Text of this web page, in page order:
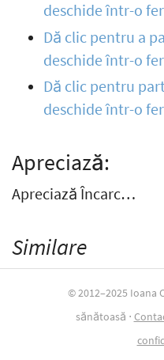
deschide într-o
Dă clic pentru a
deschide într-o
Dă clic pentru
deschide într-o
Apreciază:
Apreciază Încarc…
Similare
© 2012–2025 Ioana
sănătoasă ⋅